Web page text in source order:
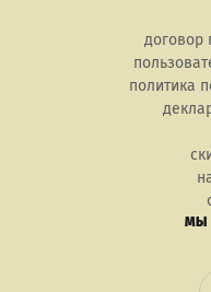
договор
политика
МЫ